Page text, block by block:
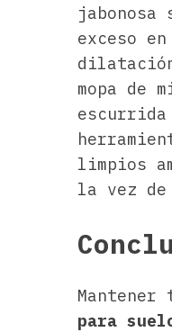
jabonosa
exceso
mopa de
limpios
la vez de
Mantener
para